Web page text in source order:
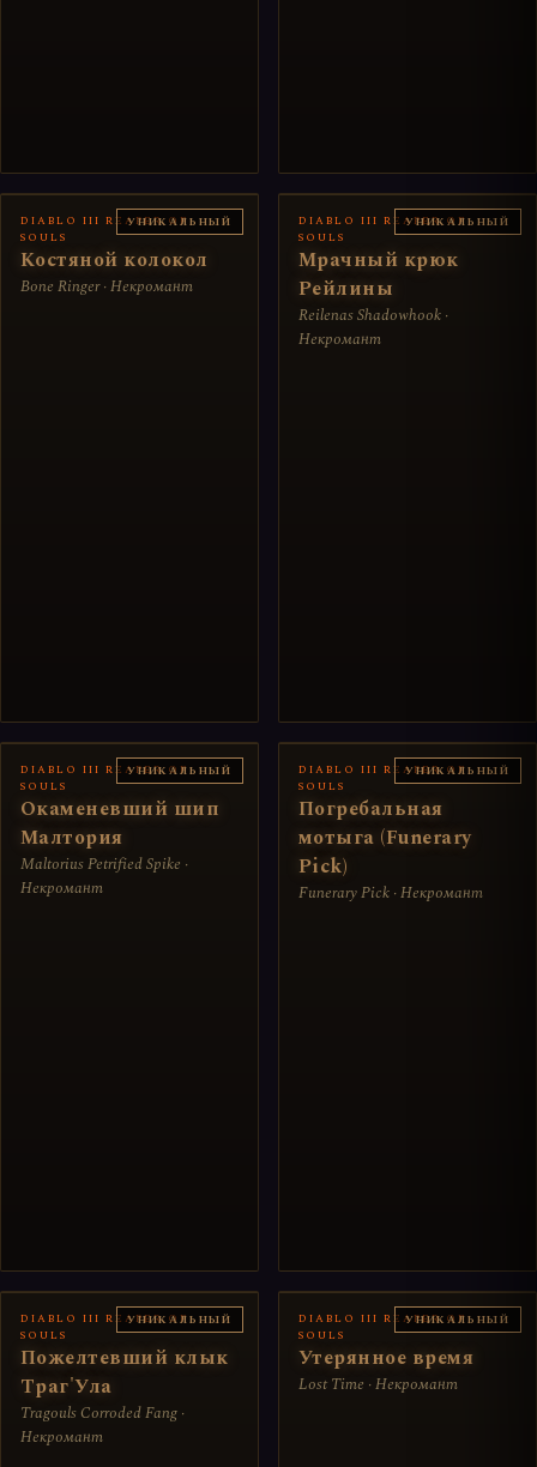
УНИКАЛЬНЫЙ
DIABLO III REAPER OF
SOULS
Костяной колокол
Bone Ringer · Некромант
УНИКАЛЬНЫЙ
DIABLO III REAPER OF
SOULS
Мрачный крюк
Рейлины
Reilenas Shadowhook ·
Некромант
УНИКАЛЬНЫЙ
DIABLO III REAPER OF
SOULS
Окаменевший шип
Малтория
Maltorius Petrified Spike ·
Некромант
УНИКАЛЬНЫЙ
DIABLO III REAPER OF
SOULS
Погребальная
мотыга (Funerary
Pick)
Funerary Pick · Некромант
УНИКАЛЬНЫЙ
DIABLO III REAPER OF
SOULS
Пожелтевший клык
Траг'Ула
Tragouls Corroded Fang ·
Некромант
УНИКАЛЬНЫЙ
DIABLO III REAPER OF
SOULS
Утерянное время
Lost Time · Некромант